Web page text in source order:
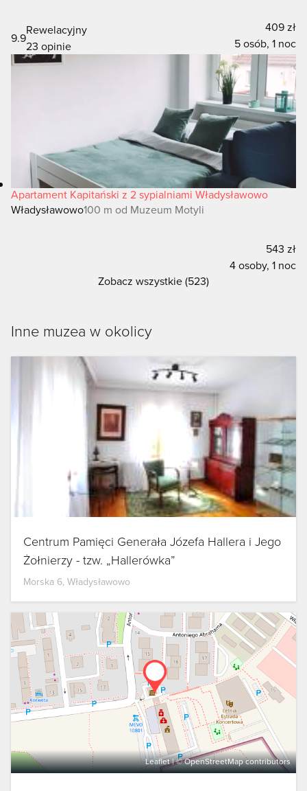
9.9
Rewelacyjny
23 opinie
409 zł
5 osób, 1 noc
Apartament Kapitański z 2 sypialniami Władysławowo
Władysławowo100 m od Muzeum Motyli
543 zł
4 osoby, 1 noc
Zobacz wszystkie (523)
Inne muzea w okolicy
Centrum Pamięci Generała Józefa Hallera i Jego
Żołnierzy - tzw. „Hallerówka”
Morska 6, Władysławowo
Leaflet| ©OpenStreetMapcontributors